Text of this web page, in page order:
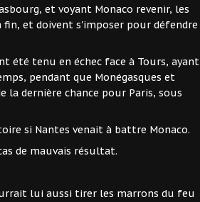
et voyant Monaco revenir, les
et doivent s'imposer pour défendre
été tenu en échec face à Tours, ayant
pendant que Monégasques et
la dernière chance pour Paris, sous
si Nantes venait à battre Monaco.
de mauvais résultat.
lui aussi tirer les marrons du feu